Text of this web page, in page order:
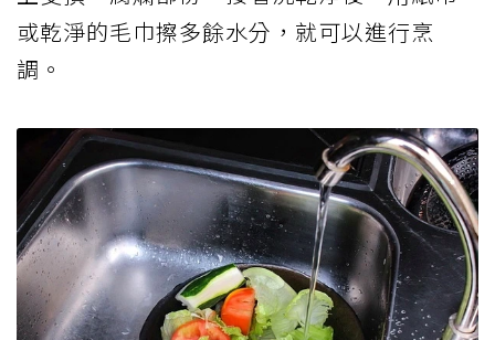
或乾淨的毛巾擦多餘水分，就可以進行烹
調。